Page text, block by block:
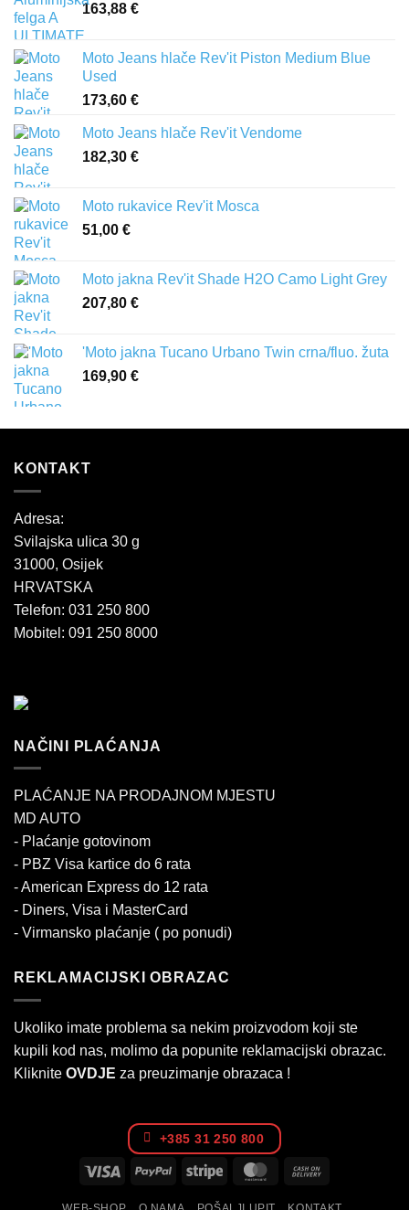
163,88 €
Moto Jeans hlače Rev'it Piston Medium Blue
Used
173,60 €
Moto Jeans hlače Rev'it Vendome
182,30 €
Moto rukavice Rev'it Mosca
51,00 €
Moto jakna Rev'it Shade H2O Camo Light Grey
207,80 €
'Moto jakna Tucano Urbano Twin crna/fluo. žuta
169,90 €
KONTAKT
Adresa:
Svilajska ulica 30 g
31000, Osijek
HRVATSKA
Telefon: 031 250 800
Mobitel: 091 250 8000
NAČINI PLAĆANJA
PLAĆANJE NA PRODAJNOM MJESTU
MD AUTO
- Plaćanje gotovinom
- PBZ Visa kartice do 6 rata
- American Express do 12 rata
- Diners, Visa i MasterCard
- Virmansko plaćanje ( po ponudi)
REKLAMACIJSKI OBRAZAC
Ukoliko imate problema sa nekim proizvodom koji ste
kupili kod nas, molimo da popunite reklamacijski obrazac.
Kliknite OVDJE za preuzimanje obrazaca !
+385 31 250 800
Visa PayPal Stripe MasterCard